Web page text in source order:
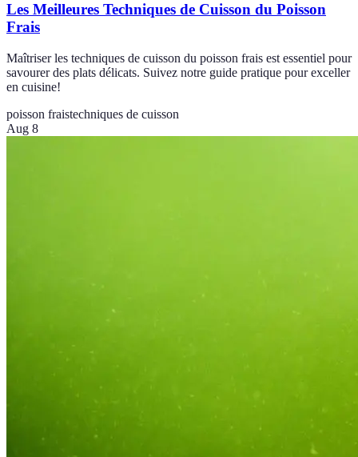
Les Meilleures Techniques de Cuisson du Poisson
Frais
Maîtriser les techniques de cuisson du poisson frais est essentiel pour
savourer des plats délicats. Suivez notre guide pratique pour exceller
en cuisine!
poisson fraistechniques de cuisson
Aug 8